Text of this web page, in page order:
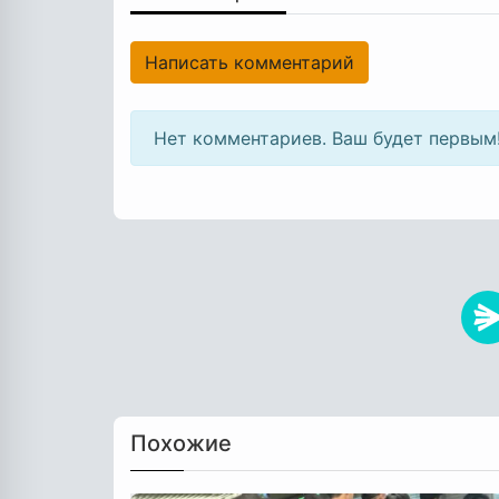
Написать комментарий
Нет комментариев. Ваш будет
Похожие